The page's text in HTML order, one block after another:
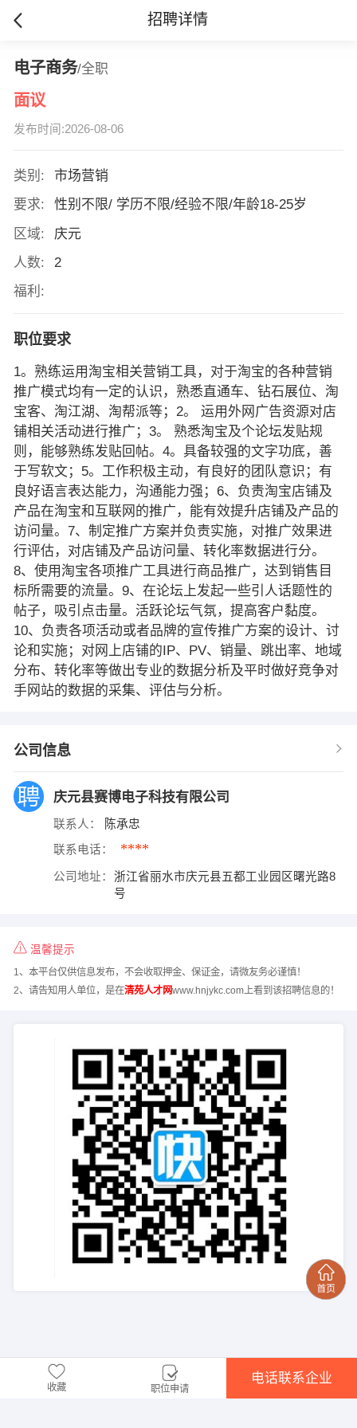
招聘详情
电子商务/全职
面议
发布时间:2026-08-06
类别:
市场营销
要求:
性别不限/ 学历不限/经验不限/年龄18-25岁
区域:
庆元
人数:
2
福利:
职位要求
1。熟练运用淘宝相关营销工具，对于淘宝的各种营销
推广模式均有一定的认识，熟悉直通车、钻石展位、淘
宝客、淘江湖、淘帮派等；2。 运用外网广告资源对店
铺相关活动进行推广；3。 熟悉淘宝及个论坛发贴规
则，能够熟练发贴回帖。4。具备较强的文字功底，善
于写软文；5。工作积极主动，有良好的团队意识；有
良好语言表达能力，沟通能力强；6、负责淘宝店铺及
产品在淘宝和互联网的推广，能有效提升店铺及产品的
访问量。7、制定推广方案并负责实施，对推广效果进
行评估，对店铺及产品访问量、转化率数据进行分。
8、使用淘宝各项推广工具进行商品推广，达到销售目
标所需要的流量。9、在论坛上发起一些引人话题性的
帖子，吸引点击量。活跃论坛气氛，提高客户黏度。
10、负责各项活动或者品牌的宣传推广方案的设计、讨
论和实施；对网上店铺的IP、PV、销量、跳出率、地域
分布、转化率等做出专业的数据分析及平时做好竞争对
手网站的数据的采集、评估与分析。
公司信息
庆元县赛博电子科技有限公司
联系人： 陈承忠
联系电话： ****
公司地址：
浙江省丽水市庆元县五都工业园区曙光路8
号
温馨提示
1、本平台仅供信息发布，不会收取押金、保证金，请微友务必谨慎！
2、请告知用人单位，是在清苑人才网www.hnjykc.com上看到该招聘信息的！
收藏 职位申请
电话联系企业